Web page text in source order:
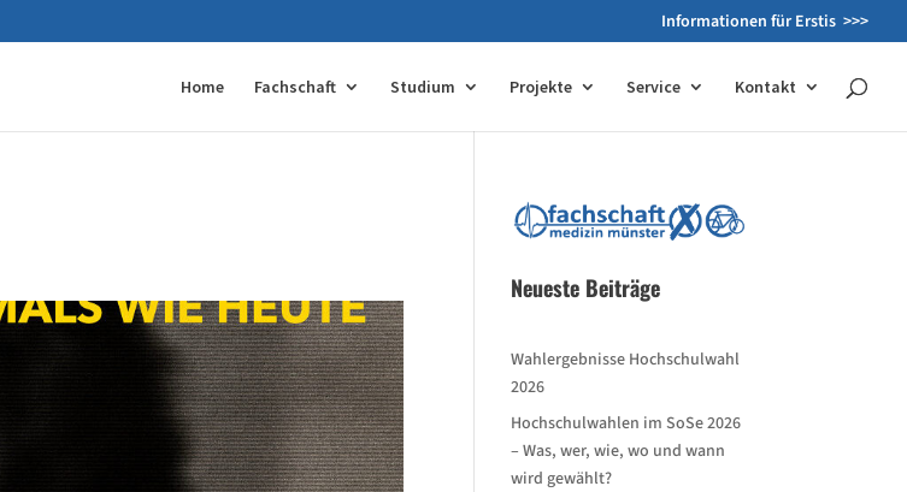
Informationen für Erstis >>>
Home Fachschaft Studium Projekte Service Kontakt
Neueste Beiträge
Wahlergebnisse Hochschulwahl
2026
Hochschulwahlen im SoSe 2026
– Was, wer, wie, wo und wann
wird gewählt?